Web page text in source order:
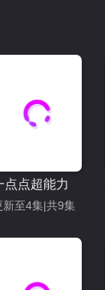
点点超能力
新至4集|共9集